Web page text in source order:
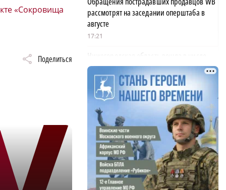
«Сокровища
Поделиться
рассмотрят на заседании оперштаба в
августе
17:21
Нижегородская область вошла в число
лидеров научно-популярного туризма
17:10
Специальный концерт «Музыка
балконов» пройдет в Нижнем Новгороде
15 августа
17:06
Опасное сливочное масло обнаружили в
Нижегородской области
17:00